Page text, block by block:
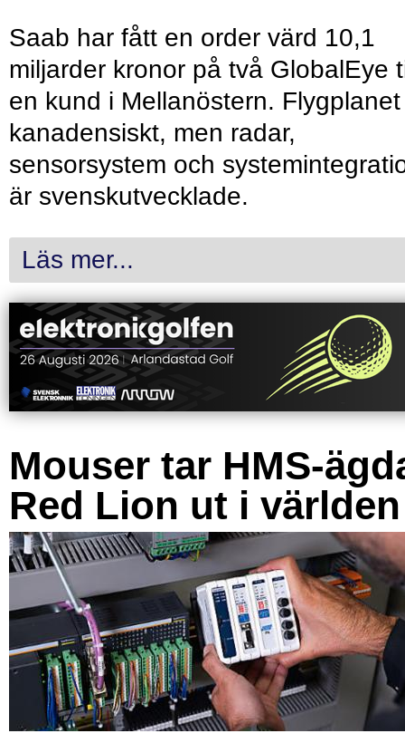
Saab har fått en order värd 10,1
miljarder kronor på två GlobalEye
en kund i Mellanöstern.
kanadensiskt, men radar,
sensorsystem och
är svenskutvecklade.
Läs mer...
Mouser tar HMS-
Red Lion ut i världen